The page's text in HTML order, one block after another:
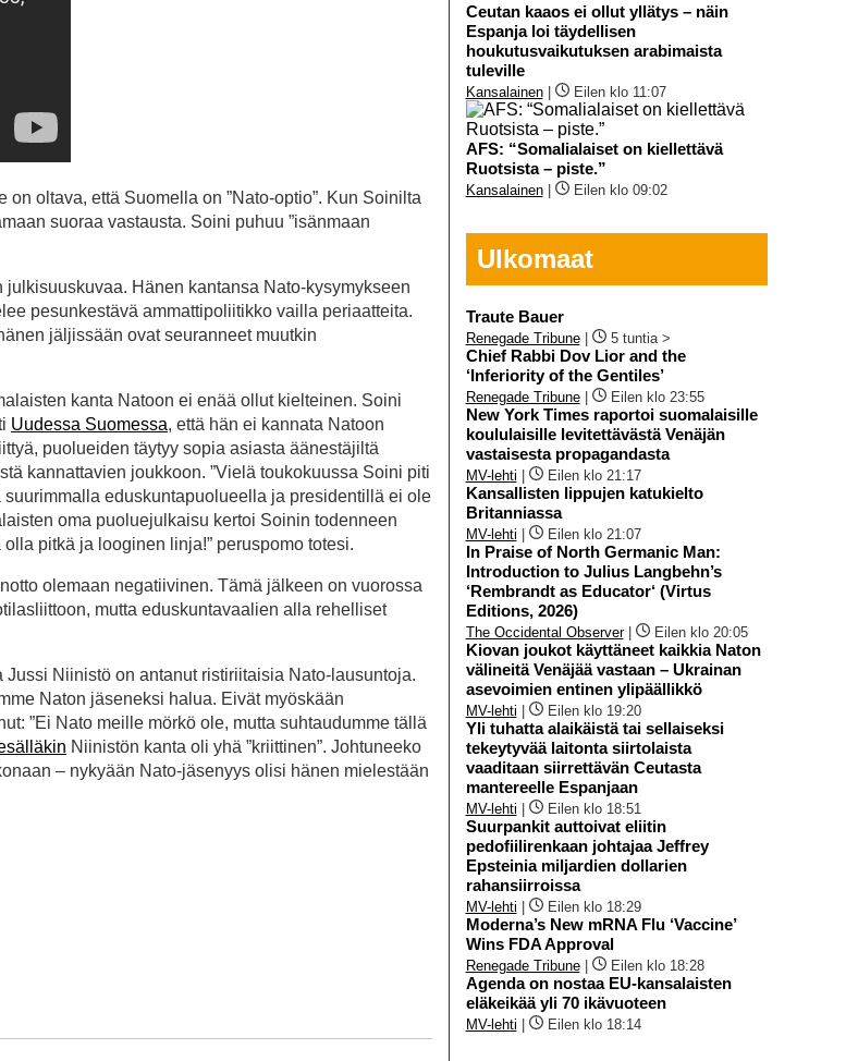
oltava, että Suomella on ”Nato-optio”. Kun Soinilta
suoraa vastausta. Soini puhuu ”isänmaan
Hänen kantansa Nato-kysymykseen
pesunkestävä ammattipoliitikko vailla periaatteita.
jäljissään ovat seuranneet muutkin
kanta Natoon ei enää ollut kielteinen. Soini
Uudessa Suomessa, että hän ei kannata Natoon
puolueiden täytyy sopia asiasta äänestäjiltä
kannattavien joukkoon. ”Vielä toukokuussa Soini piti
eduskuntapuolueella ja presidentillä ei ole
oma puoluejulkaisu kertoi Soinin todenneen
pitkä ja looginen linja!” peruspomo totesi.
olemaan negatiivinen. Tämä jälkeen on vuorossa
mutta eduskuntavaalien alla rehelliset
Niinistö on antanut ristiriitaisia Nato-lausuntoja.
Naton jäseneksi halua. Eivät myöskään
”Ei Nato meille mörkö ole, mutta suhtaudumme tällä
Niinistön kanta oli yhä ”kriittinen”. Johtuneeko
– nykyään Nato-jäsenyys olisi hänen mielestään
Ceutan kaaos ei ollut yllätys – näin
Espanja loi täydellisen
houkutusvaikutuksen arabimaista
tuleville
Kansalainen| Eilen klo 11:07
AFS: “Somalialaiset on kiellettävä
Ruotsista – piste.”
Kansalainen| Eilen klo 09:02
Ulkomaat
Traute Bauer
Renegade Tribune| 5 tuntia >
Chief Rabbi Dov Lior and the
‘Inferiority of the Gentiles’
Renegade Tribune| Eilen klo 23:55
New York Times raportoi suomalaisille
koululaisille levitettävästä Venäjän
vastaisesta propagandasta
MV-lehti Eilen klo 21:17
Kansallisten lippujen katukielto
Britanniassa
MV-lehti Eilen klo 21:07
In Praise of North Germanic Man:
Introduction to Julius Langbehn’s
‘Rembrandt as Educator‘ (Virtus
Editions, 2026)
The Occidental Observer| Eilen klo 20:05
Kiovan joukot käyttäneet kaikkia Naton
välineitä Venäjää vastaan – Ukrainan
asevoimien entinen ylipäällikkö
MV-lehti Eilen klo 19:20
Yli tuhatta alaikäistä tai sellaiseksi
tekeytyvää laitonta siirtolaista
vaaditaan siirrettävän Ceutasta
mantereelle Espanjaan
MV-lehti Eilen klo 18:51
Suurpankit auttoivat eliitin
pedofiilirenkaan johtajaa Jeffrey
Epsteinia miljardien dollarien
rahansiirroissa
MV-lehti Eilen klo 18:29
Moderna’s New mRNA Flu ‘Vaccine’
Wins FDA Approval
Renegade Tribune| Eilen klo 18:28
Agenda on nostaa EU-kansalaisten
eläkeikää yli 70 ikävuoteen
MV-lehti Eilen klo 18:14